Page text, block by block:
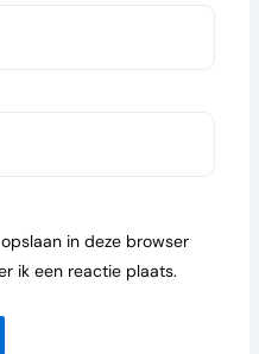
in deze browser
ik een reactie plaats.